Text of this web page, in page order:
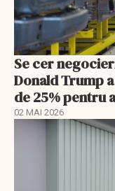
Se cer
Donald Trump
de 25% pentru
02 MAI 2026